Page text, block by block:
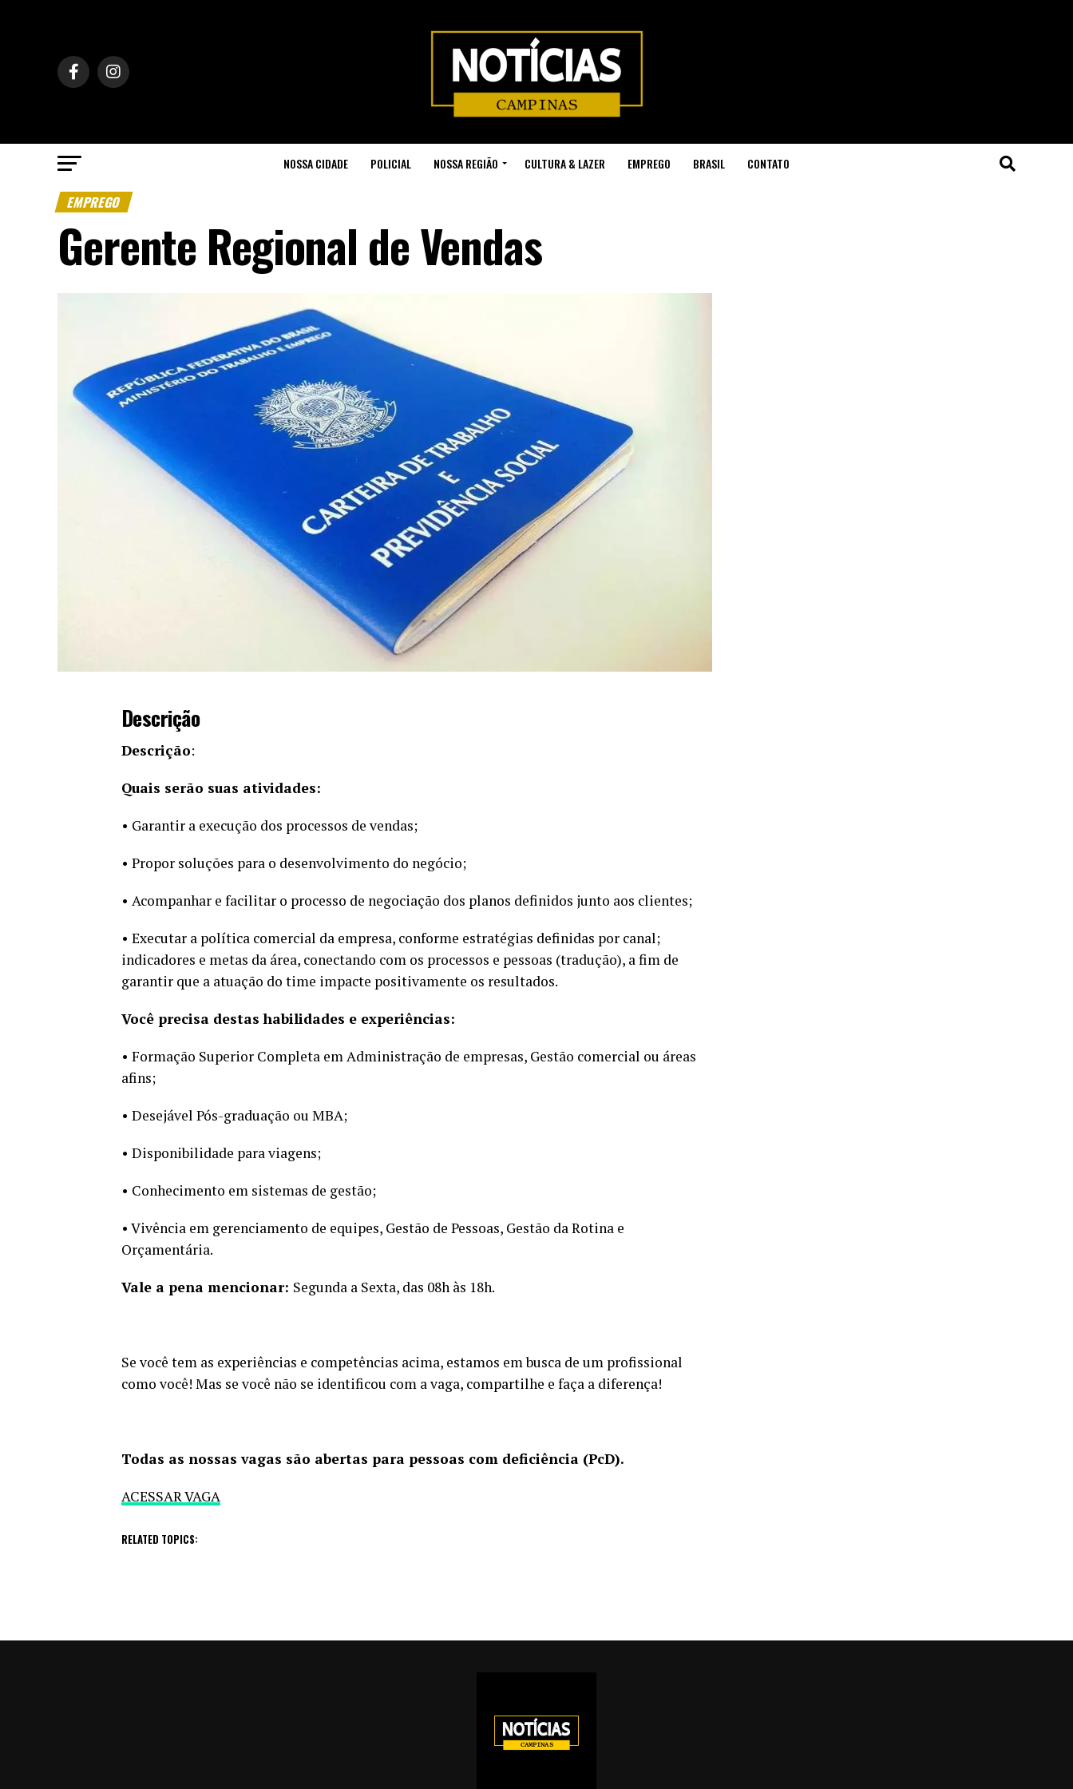
NOSSA CIDADE POLICIAL NOSSA REGIÃO CULTURA & LAZER EMPREGO BRASIL CONTATO
EMPREGO
Gerente Regional de Vendas
Descrição
Descrição:
Quais serão suas atividades:
• Garantir a execução dos processos de vendas;
• Propor soluções para o desenvolvimento do negócio;
• Acompanhar e facilitar o processo de negociação dos planos definidos junto aos clientes;
• Executar a política comercial da empresa, conforme estratégias definidas por canal;
indicadores e metas da área, conectando com os processos e pessoas (tradução), a fim de
garantir que a atuação do time impacte positivamente os resultados.
Você precisa destas habilidades e experiências:
• Formação Superior Completa em Administração de empresas, Gestão comercial ou áreas
afins;
• Desejável Pós-graduação ou MBA;
• Disponibilidade para viagens;
• Conhecimento em sistemas de gestão;
• Vivência em gerenciamento de equipes, Gestão de Pessoas, Gestão da Rotina e
Orçamentária.
Vale a pena mencionar: Segunda a Sexta, das 08h às 18h.
Se você tem as experiências e competências acima, estamos em busca de um profissional
como você! Mas se você não se identificou com a vaga, compartilhe e faça a diferença!
Todas as nossas vagas são abertas para pessoas com deficiência (PcD).
ACESSAR VAGA
RELATED TOPICS: